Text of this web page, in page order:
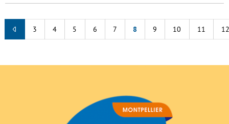
3 4 5 6 7 8 9 10 11 12